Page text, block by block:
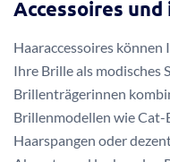
Accessoires
Haaraccessoires
Ihre Brille als modisches
Brillenträgerinnen
Brillenmodellen wie Cat-
Haarspangen oder